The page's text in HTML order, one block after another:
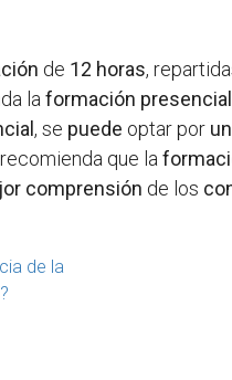
de 12 horas,
laformación presencial
, se puede optar por
recomienda que la
comprensión de los
de la